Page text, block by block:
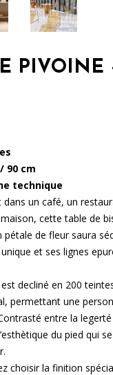
PIVOINE
90 cm
technique
dans un café, un
cette table de
pétale de fleur saura
et ses lignes
decliné en 200
permettant une
entre la legerté
du pied qui
choisir la finition